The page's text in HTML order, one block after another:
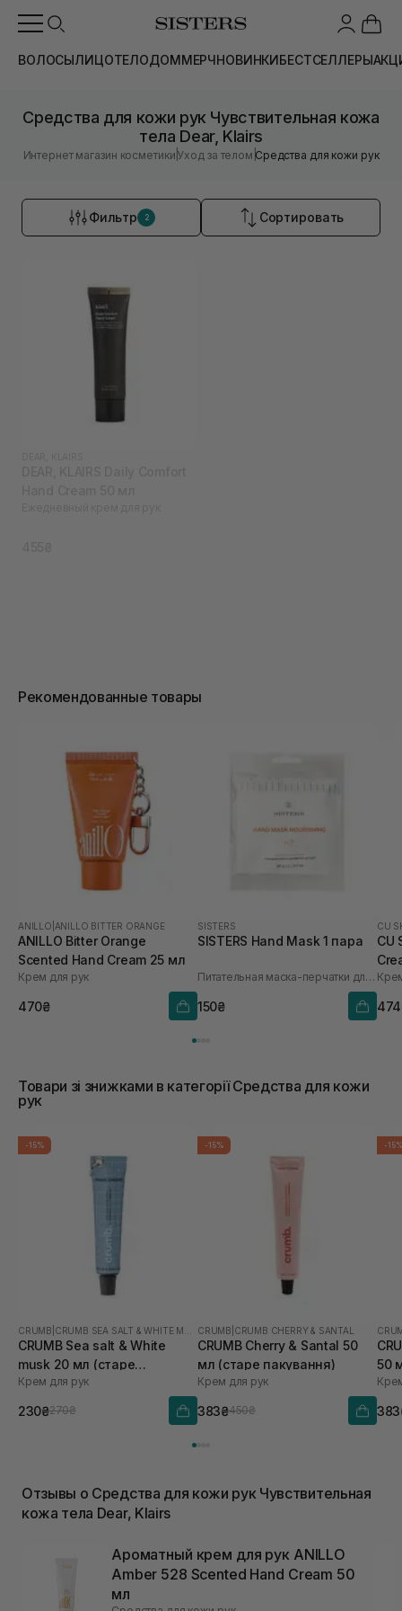
ВОЛОСЫЛИЦОТЕЛОДОММЕРЧНОВИНКИБЕСТСЕЛЛЕРЫ
Средства для кожи рук Чувствительная кожа
тела Dear, Klairs
Интернет магазин косметики |Уход за телом |Средства для кожи рук
Фильтр 2 Сортировать
Рекомендованные товары
ANILLO ANILLO BITTER ORANGE
ANILLO Bitter Orange
Scented Hand Cream 25 мл
Крем для рук
470₴
SISTERS
SISTERS Hand Mask 1 пара
Питательная маска-перчатки для рук
150₴
CU
CU
Товари зі знижками в категорії Средства для кожи
рук
-15%
CRUMB
CRUMB Sea salt & White
musk 20 мл (старе
пакування)
Крем для рук
230₴270₴
-15%
CRUMB CRUMB CHERRY & SANTAL
CRUMB Cherry & Santal 50
мл (старе пакування)
Крем для рук
383₴450₴
-
50
Отзывы о Средства для кожи рук Чувствительная
кожа тела Dear, Klairs
Ароматный крем для рук ANILLO
Amber 528 Scented Hand Cream 50
мл